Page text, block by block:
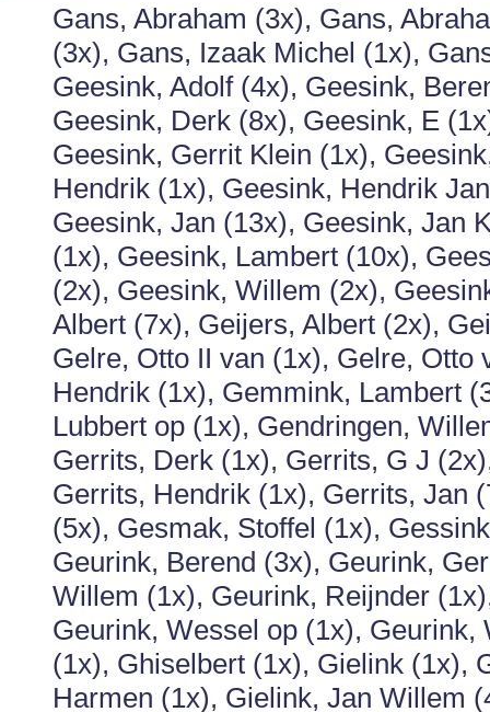
Gans, Abraham (3x), Gans,
(3x), Gans, Izaak Michel (1x),
Geesink, Adolf (4x), Geesink,
Geesink, Derk (8x), Geesink, E
Geesink, Gerrit Klein (1x),
Hendrik (1x), Geesink, Hendrik
Geesink, Jan (13x), Geesink, Jan
(1x), Geesink, Lambert (10x),
(2x), Geesink, Willem (2x),
Albert (7x), Geijers, Albert (2x),
Gelre, Otto II van (1x), Gelre,
Hendrik (1x), Gemmink, Lambert
Lubbert op (1x), Gendringen,
Gerrits, Derk (1x), Gerrits, G J
Gerrits, Hendrik (1x), Gerrits, Jan
(5x), Gesmak, Stoffel (1x),
Geurink, Berend (3x), Geurink,
Willem (1x), Geurink, Reijnder
Geurink, Wessel op (1x),
(1x), Ghiselbert (1x), Gielink (1x),
Harmen (1x), Gielink, Jan Willem